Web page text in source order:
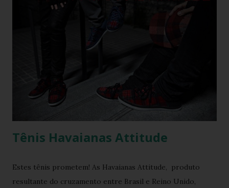
Tênis Havaianas Attitude
Estes tênis prometem! As Havaianas Attitude, produto
resultante do cruzamento entre Brasil e Reino Unido,